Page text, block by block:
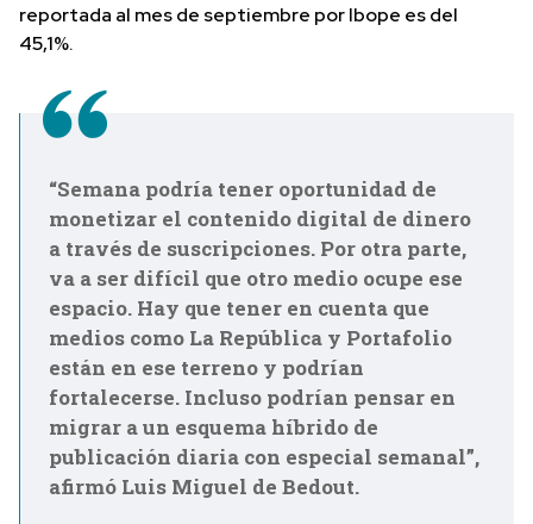
reportada al mes de septiembre por Ibope es del
45,1%.
“Semana podría tener oportunidad de
monetizar el contenido digital de dinero
a través de suscripciones. Por otra parte,
va a ser difícil que otro medio ocupe ese
espacio. Hay que tener en cuenta que
medios como La República y Portafolio
están en ese terreno y podrían
fortalecerse. Incluso podrían pensar en
migrar a un esquema híbrido de
publicación diaria con especial semanal”,
afirmó Luis Miguel de Bedout.